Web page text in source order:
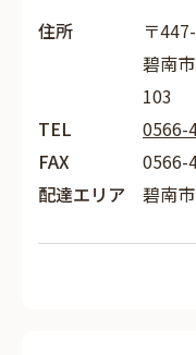
住所
〒
碧南
103
TEL
0566-
FAX
0566-
配達エリア
碧南